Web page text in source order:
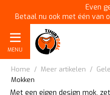
Even
Betaal nu ook met één van
MENU
Home / Meer artikelen /
Mokken
Met een eigen design mok,